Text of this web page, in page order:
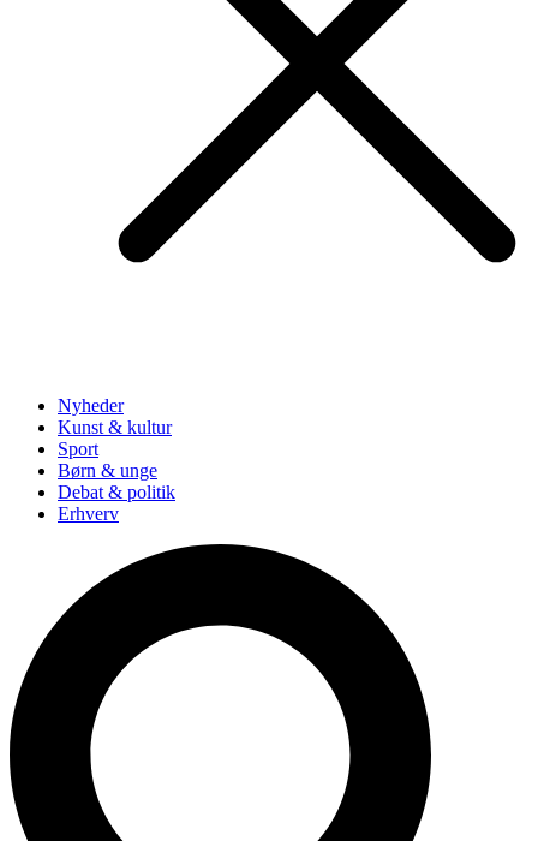
Nyheder
Kunst & kultur
Sport
Børn & unge
Debat & politik
Erhverv